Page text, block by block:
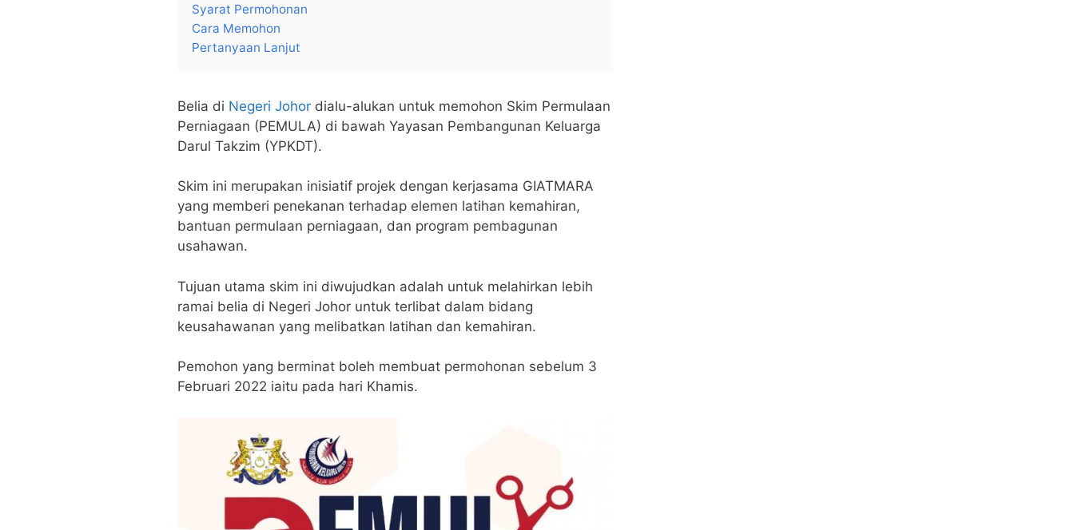
Syarat Permohonan
Cara Memohon
Pertanyaan Lanjut
Belia di Negeri Johor dialu-alukan untuk memohon Skim Permulaan
Perniagaan (PEMULA) di bawah Yayasan Pembangunan Keluarga
Darul Takzim (YPKDT).
Skim ini merupakan inisiatif projek dengan kerjasama GIATMARA
yang memberi penekanan terhadap elemen latihan kemahiran,
bantuan permulaan perniagaan, dan program pembagunan
usahawan.
Tujuan utama skim ini diwujudkan adalah untuk melahirkan lebih
ramai belia di Negeri Johor untuk terlibat dalam bidang
keusahawanan yang melibatkan latihan dan kemahiran.
Pemohon yang berminat boleh membuat permohonan sebelum 3
Februari 2022 iaitu pada hari Khamis.